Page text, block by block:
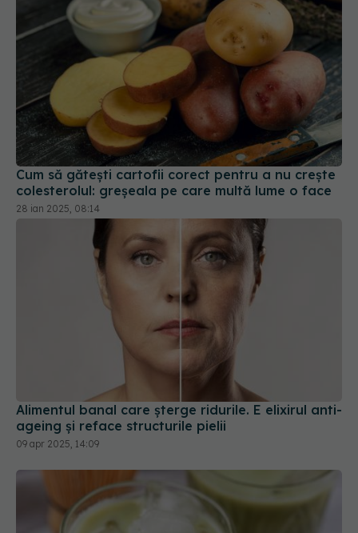
Cum să gătești cartofii corect pentru a nu crește
colesterolul: greșeala pe care multă lume o face
28 ian 2025, 08:14
Alimentul banal care șterge ridurile. E elixirul anti-
ageing și reface structurile pielii